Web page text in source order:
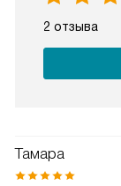
2 отзыва
Тамара